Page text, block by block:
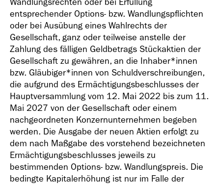
Wandlungsrechten oder bei Erfüllung
entsprechender Options- bzw. Wandlungspflichten
oder bei Ausübung eines Wahlrechts der
Gesellschaft, ganz oder teilweise anstelle der
Zahlung des fälligen Geldbetrags Stückaktien der
Gesellschaft zu gewähren, an die Inhaber*innen
bzw. Gläubiger*innen von Schuldverschreibungen,
die aufgrund des Ermächtigungsbeschlusses der
Hauptversammlung vom 12. Mai 2022 bis zum 11.
Mai 2027 von der Gesellschaft oder einem
nachgeordneten Konzernunternehmen begeben
werden. Die Ausgabe der neuen Aktien erfolgt zu
dem nach Maßgabe des vorstehend bezeichneten
Ermächtigungsbeschlusses jeweils zu
bestimmenden Options- bzw. Wandlungspreis. Die
bedingte Kapitalerhöhung ist nur im Falle der